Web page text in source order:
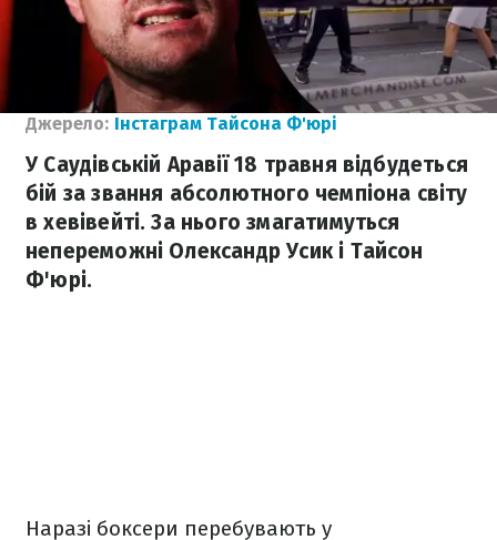
Джерело: Інстаграм Тайсона Ф'юрі
У Саудівській Аравії 18 травня відбудеться
бій за звання абсолютного чемпіона світу
в хевівейті. За нього змагатимуться
непереможні Олександр Усик і Тайсон
Ф'юрі.
Наразі боксери перебувають у